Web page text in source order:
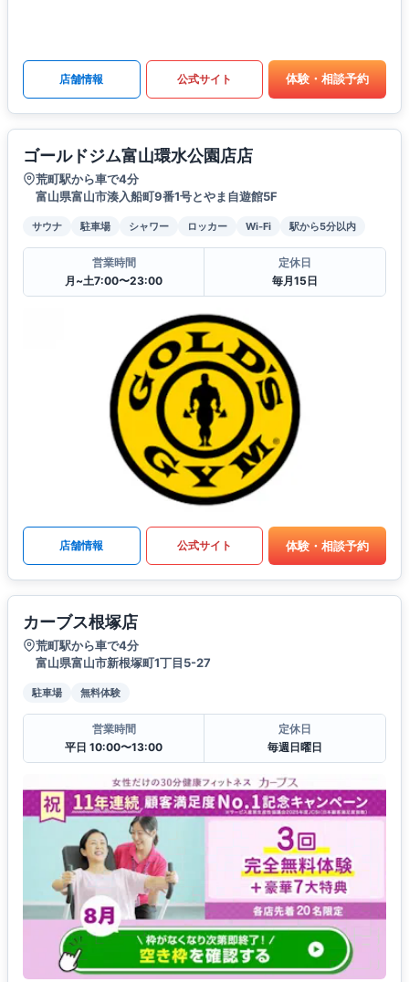
店舗情報 公式サイト 体験・相談予約
ゴールドジム富山環水公園店店
荒町駅から車で4分
富山県富山市湊入船町9番1号とやま自遊館5F
サウナ 駐車場 シャワー ロッカー Wi-Fi 駅から5分以内
営業時間
月~土7:00〜23:00
定休日
毎月15日
店舗情報 公式サイト 体験・相談予約
カーブス根塚店
荒町駅から車で4分
富山県富山市新根塚町1丁目5-27
駐車場 無料体験
営業時間
平日 10:00〜13:00
定休日
毎週日曜日